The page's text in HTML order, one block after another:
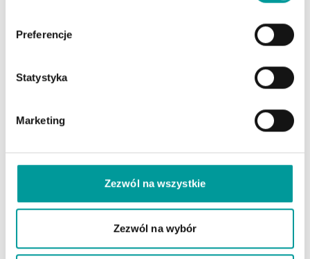
Preferencje
Statystyka
Marketing
Zezwól na wszystkie
Zezwól na wybór
odbieranie faktur w cenie!
Wystawianie faktur bez limitu
Dodawanie faktur kosztowych
Wydruk FV w 12 językach
Dostęp dla księgowej
Finansowanie faktur